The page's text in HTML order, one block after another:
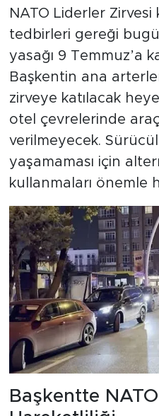
NATO Liderler Zirvesi
tedbirleri gereği
yasağı 9 Temmuz’a
Başkentin ana
zirveye katılacak
otel çevrelerinde
verilmeyecek.
yaşamaması için
kullanmaları önemle
Başkentte